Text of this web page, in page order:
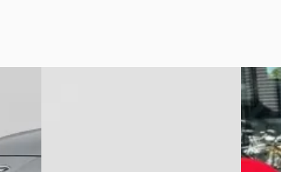
Ford
2.5
225pk
€